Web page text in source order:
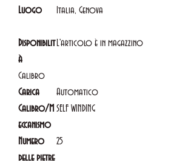
Luogo
Italia, Genova
Disponibilit
à
L'articolo è in magazzino
Calibro
Carica
Automatico
Calibro/M
eccanismo
SELF WINDING
Numero
delle pietre
25